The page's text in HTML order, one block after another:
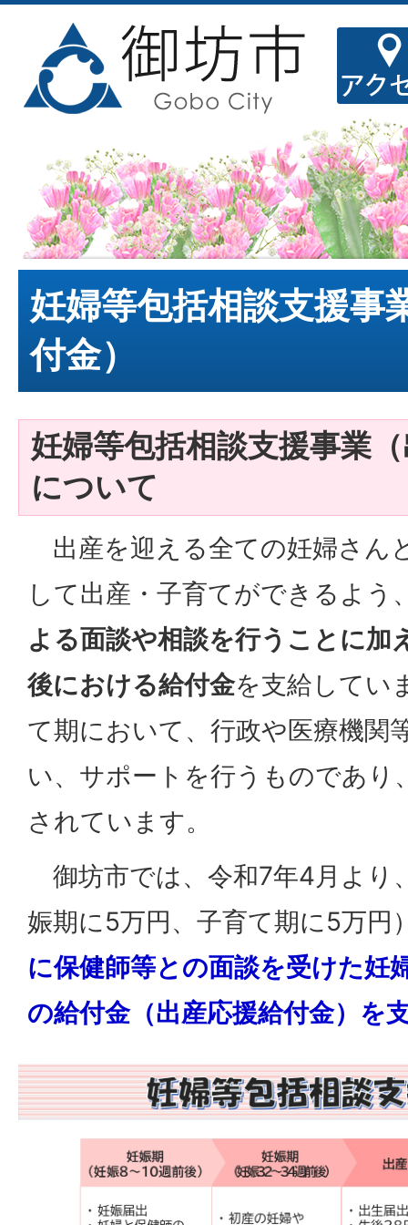
妊婦等包括相談支援事
付金）
妊婦等包括相談支援事業
について
出産を迎える全ての妊婦さん
して出産・子育てができるよう
よる面談や相談を行うことに加
後における給付金を支給してい
て期において、行政や医療機関
い、サポートを行うものであり
されています。
御坊市では、令和7年4月より
娠期に5万円、子育て期に5万円
に保健師等との面談を受けた妊
の給付金（出産応援給付金）を